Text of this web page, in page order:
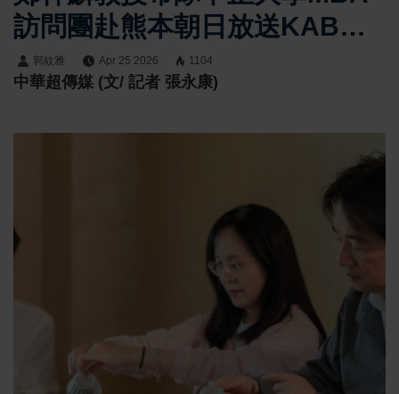
訪問團赴熊本朝日放送KAB
企管系黃正魁系主任全程規
劃 局長小野史修接待交流
郭紋雅 Apr 25 2026 1104
中華超傳媒 (文/ 記者 張永康)